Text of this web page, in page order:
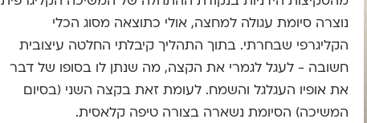
נוצרה סיומת עגולה למחצה, אולי כתוצאה מסוג הכלי
הקליגרפי שבחרתי. בתוך התהליך קיבלתי החלטה עיצובית
חשובה - לעגל לגמרי את הקצה, מה שנתן לו בסופו של דבר
את אופיו העגלגל והשמח. לעומת זאת בקצה השני (בסיום
המשיכה) הסיומת נשארה בצורה טיפה קלאסית.